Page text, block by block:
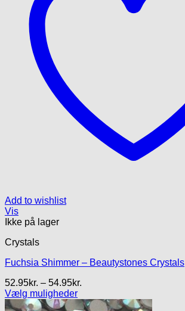
Add to wishlist
Vis
Ikke på lager
Crystals
Fuchsia Shimmer – Beautystones Crystals
52.95kr. – 54.95kr.
til
Vælg muligheder
Dette